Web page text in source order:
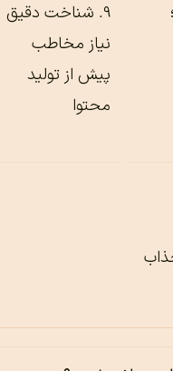
شناخت دقیق
نیاز مخاطب
پیش از تولید
محتوا